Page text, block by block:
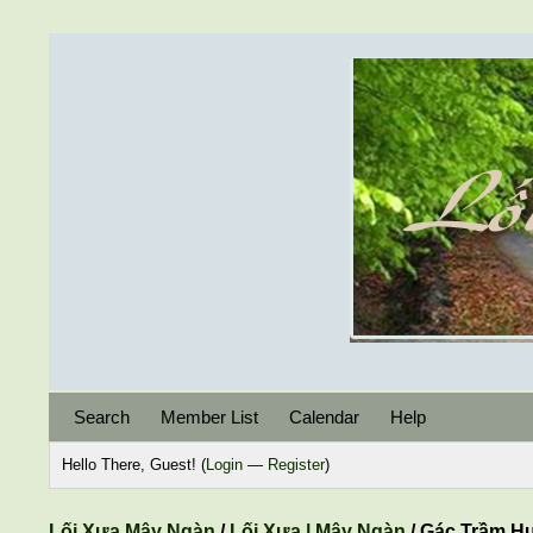
Search Member List Calendar Help
Hello There, Guest! (Login — Register)